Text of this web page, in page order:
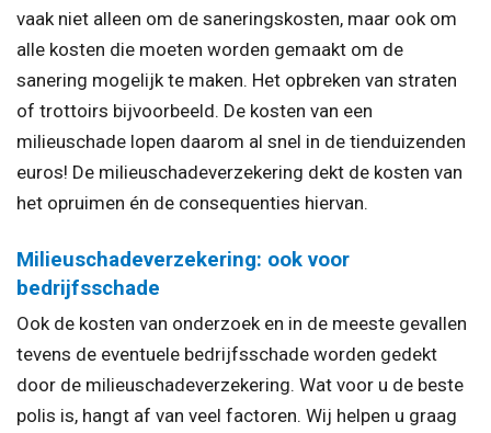
vaak niet alleen om de saneringskosten, maar ook om
alle kosten die moeten worden gemaakt om de
sanering mogelijk te maken. Het opbreken van straten
of trottoirs bijvoorbeeld. De kosten van een
milieuschade lopen daarom al snel in de tienduizenden
euros! De milieuschadeverzekering dekt de kosten van
het opruimen én de consequenties hiervan.
Milieuschadeverzekering: ook voor
bedrijfsschade
Ook de kosten van onderzoek en in de meeste gevallen
tevens de eventuele bedrijfsschade worden gedekt
door de milieuschadeverzekering. Wat voor u de beste
polis is, hangt af van veel factoren. Wij helpen u graag